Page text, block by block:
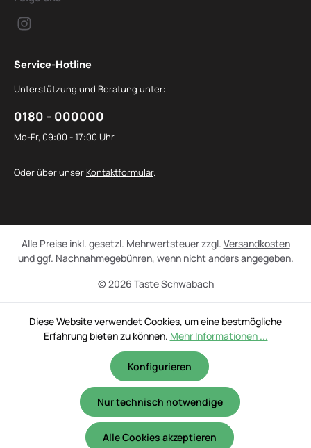
Service-Hotline
Unterstützung und Beratung unter:
0180 - 000000
Mo-Fr, 09:00 - 17:00 Uhr
Oder über unser Kontaktformular.
© 2026 Taste Schwabach
Alle Preise inkl. gesetzl. Mehrwertsteuer zzgl. Versandkosten
und ggf. Nachnahmegebühren, wenn nicht anders angegeben.
Diese Website verwendet Cookies, um eine bestmögliche
Erfahrung bieten zu können. Mehr Informationen ...
Nur technisch notwendige
Konfigurieren
Alle Cookies akzeptieren